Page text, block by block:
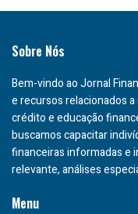
Sobre Nós
Bem-vindo ao Jornal
e recursos relacionados
crédito e educação
buscamos capacitar
financeiras informadas e
relevante, análises
Menu